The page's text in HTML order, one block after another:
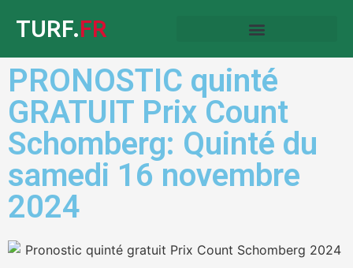
TURF.FR
PRONOSTIC quinté
GRATUIT Prix Count
Schomberg: Quinté du
samedi 16 novembre
2024